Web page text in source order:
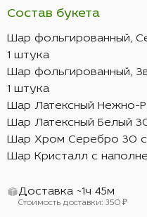
Состав букета
Шар фольгированный,
1 штука
Шар фольгированный,
1 штука
Шар Латексный Нежно-
Шар Латексный Белый
Шар Хром Серебро 30
Шар Кристалл с
Доставка ~1ч 45м
Стоимость доставки: 350 ₽